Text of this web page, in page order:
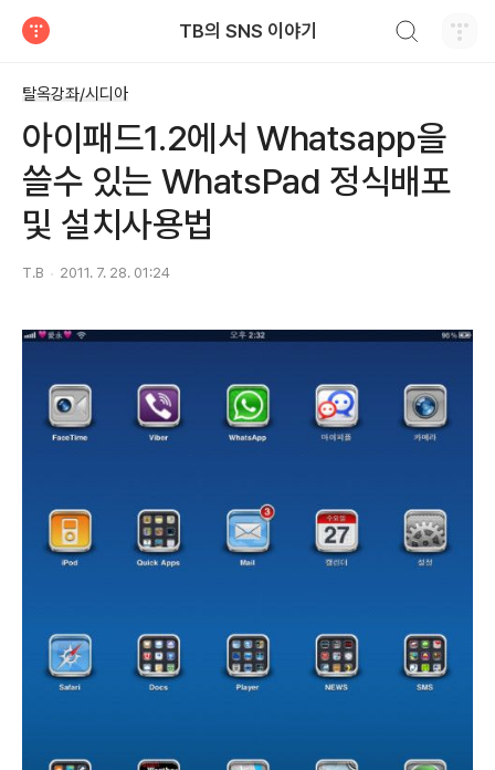
TB의 SNS 이야기
탈옥강좌/시디아
아이패드1.2에서 Whatsapp을
쓸수 있는 WhatsPad 정식배포
및 설치사용법
T.B 2011. 7. 28. 01:24